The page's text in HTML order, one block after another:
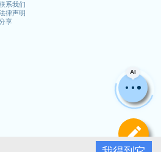
系我们
律声明
享
定
AI